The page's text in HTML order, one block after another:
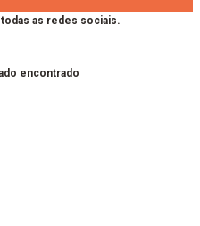
as redes sociais.
encontrado